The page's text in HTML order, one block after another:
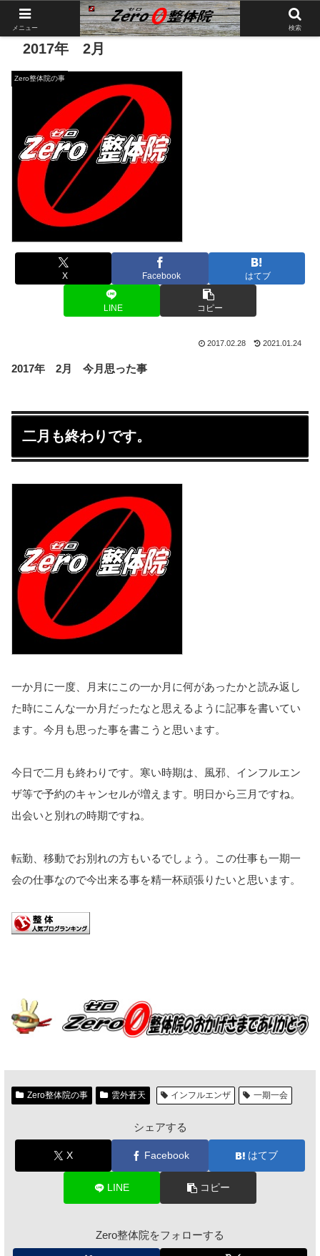
2017年 2月
Zero整体院の事
X Facebook はてブ
LINE コピー
2017.02.28 2021.01.24
2017年 2月 今月思った事
二月も終わりです。
一か月に一度、月末にこの一か月に何があったかと読み返し
た時にこんな一か月だったなと思えるように記事を書いてい
ます。 今月も思った事を書こうと思います。
今日で二月も終わりです。寒い時期は、風邪、インフルエン
ザ等で予約のキャンセルが増えます。明日から三月ですね。
出会いと別れの時期ですね。
転勤、移動でお別れの方もいるでしょう。この仕事も一期一
会の仕事なので今出来る事を精一杯頑張りたいと思います。
Zero整体院の事 雲外蒼天 インフルエンザ 一期一会
シェアする
X Facebook はてブ
LINE コピー
Zero整体院をフォローする
メニュー 検索